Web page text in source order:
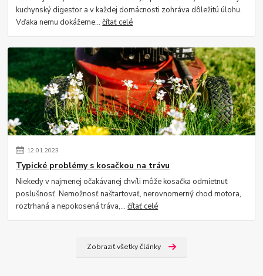
kuchynský digestor a v každej domácnosti zohráva dôležitú úlohu.
Vďaka nemu dokážeme...čítať celé
12.01.2023
Typické problémy s kosačkou na trávu
Niekedy v najmenej očakávanej chvíli môže kosačka odmietnuť
poslušnosť. Nemožnosť naštartovať, nerovnomerný chod motora,
roztrhaná a nepokosená tráva,...čítať celé
Zobraziť všetky články